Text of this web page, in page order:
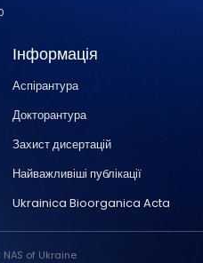
Інформація
Аспірантура
Докторантура
Захист дисертацій
Найважливіші публікації
Ukrainica Bioorganica Acta
of Ukraine